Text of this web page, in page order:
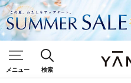
メニュー 検索